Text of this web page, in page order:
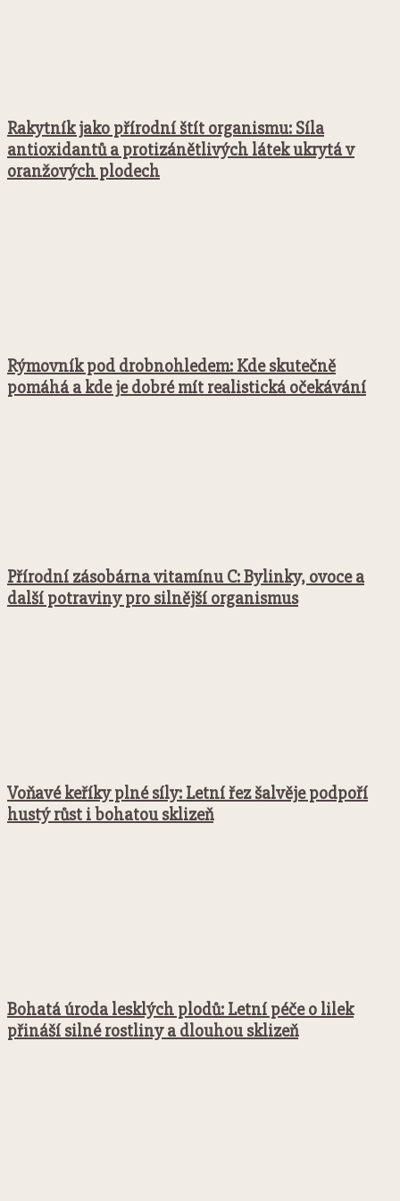
Rakytník jako přírodní štít organismu: Síla
antioxidantů a protizánětlivých látek ukrytá v
oranžových plodech
Rýmovník pod drobnohledem: Kde skutečně
pomáhá a kde je dobré mít realistická očekávání
Přírodní zásobárna vitamínu C: Bylinky, ovoce a
další potraviny pro silnější organismus
Voňavé keříky plné síly: Letní řez šalvěje podpoří
hustý růst i bohatou sklizeň
Bohatá úroda lesklých plodů: Letní péče o lilek
přináší silné rostliny a dlouhou sklizeň